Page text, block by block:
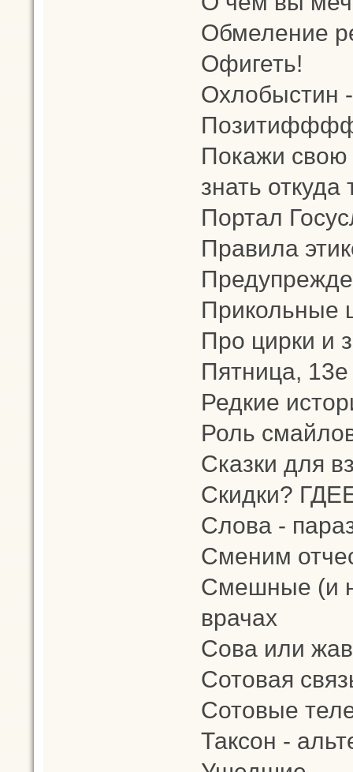
Обмеление
Офигеть!
Охлобыстин
Покажи
знать откуда
Портал
Правила
Прикольные
Про цирки и
Пятница, 13е
Редкие
Роль
Сказки для
Скидки?
Слова -
Сменим
Смешные (и
врачах
Сова или
Сотовая
Сотовые
Таксон -